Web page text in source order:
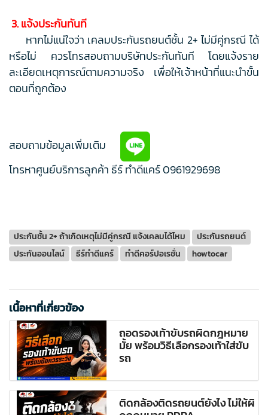
3. แจ้งประกันทันที
หากไม่แน่ใจว่า เคลมประกันรถยนต์ชั้น 2+ ไม่มีคู่กรณี ได้
หรือไม่ ควรโทรสอบถามบริษัทประกันทันที โดยแจ้งราย
ละเอียดเหตุการณ์ตามความจริง เพื่อให้เจ้าหน้าที่แนะนำขั้น
ตอนที่ถูกต้อง
สอบถามข้อมูลเพิ่มเติม
โทรหาศูนย์บริการลูกค้า ธีร์ ทำดีแคร์0961929698
ประกันชั้น 2+ ถ้าเกิดเหตุไม่มีคู่กรณี แจ้งเคลมได้ไหม
ประกันรถยนต์
ประกันออนไลน์
ธีร์ทำดีแคร์ ทำดีคอร์ปอเรชั่น howtocar
เนื้อหาที่เกี่ยวข้อง
ถอดรองเท้าขับรถผิดกฎหมาย
มั้ย พร้อมวิธีเลือกรองเท้าใส่ขับ
รถ
ติดกล้องติดรถยนต์ยังไง ไม่ให้ผิ